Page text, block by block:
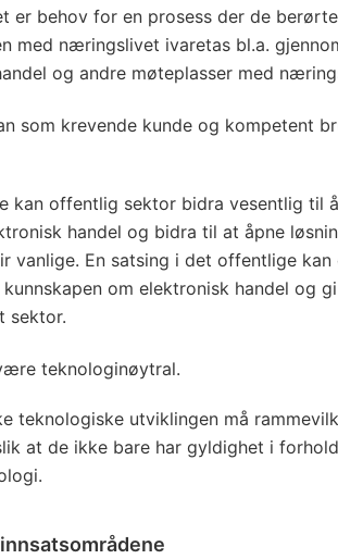
er behov for en prosess der de
med næringslivet ivaretas bl.a.
og andre møteplasser med
som krevende kunde og kompetent
kan offentlig sektor bidra vesentlig til
handel og bidra til at åpne
vanlige. En satsing i det offentlige kan
om elektronisk handel og gi
sektor.
teknologinøytral.
teknologiske utviklingen må
at de ikke bare har gyldighet i